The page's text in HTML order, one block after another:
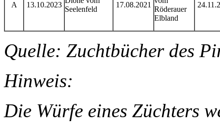
A 13.10.2023
Seelenfeld
17.08.2021
Röderauer
Elbland
Quelle: Zuchtbücher des
Hinweis:
Die Würfe eines Züchters